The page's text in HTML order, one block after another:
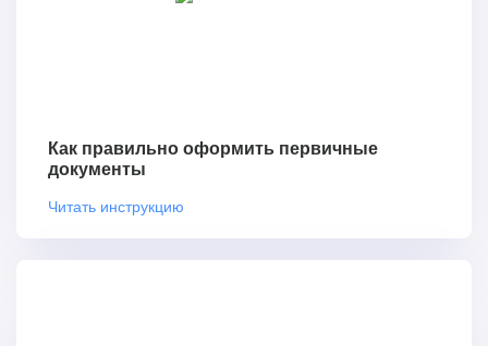
Как правильно оформить первичные
документы
Читать инструкцию